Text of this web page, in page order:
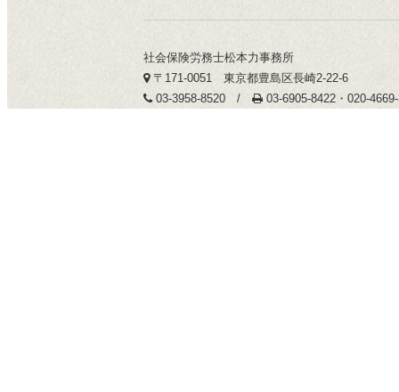
社会保険労務士松本力事務所
〒171-0051 東京都豊島区長崎2-22-6
03-3958-8520 /
03-6905-8422・020-